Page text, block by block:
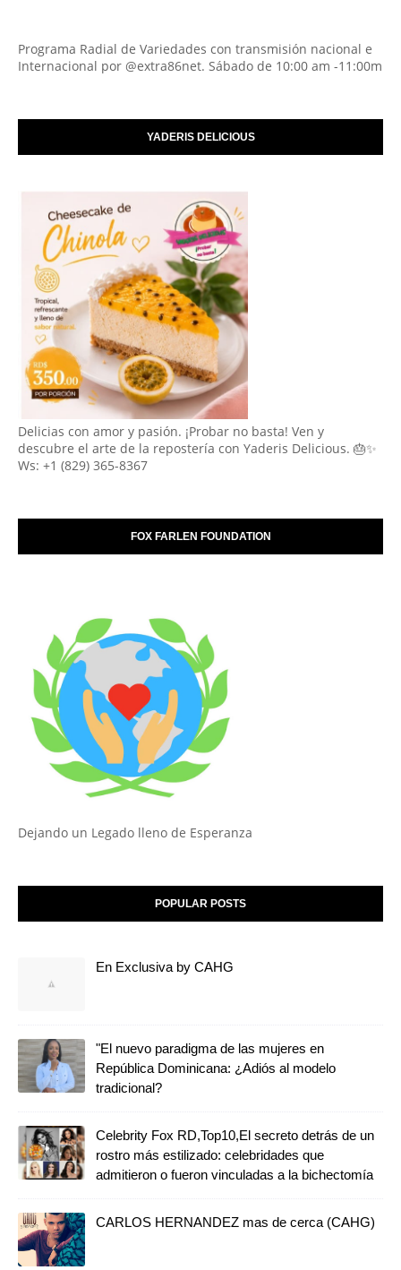
Programa Radial de Variedades con transmisión nacional e
Internacional por @extra86net. Sábado de 10:00 am -11:00m
YADERIS DELICIOUS
Delicias con amor y pasión. ¡Probar no basta! Ven y
descubre el arte de la repostería con Yaderis Delicious. 🎂✨
Ws: +1 (829) 365-8367
FOX FARLEN FOUNDATION
Dejando un Legado lleno de Esperanza
POPULAR POSTS
En Exclusiva by CAHG
"El nuevo paradigma de las mujeres en
República Dominicana: ¿Adiós al modelo
tradicional?
Celebrity Fox RD,Top10,El secreto detrás de un
rostro más estilizado: celebridades que
admitieron o fueron vinculadas a la bichectomía
CARLOS HERNANDEZ mas de cerca (CAHG)